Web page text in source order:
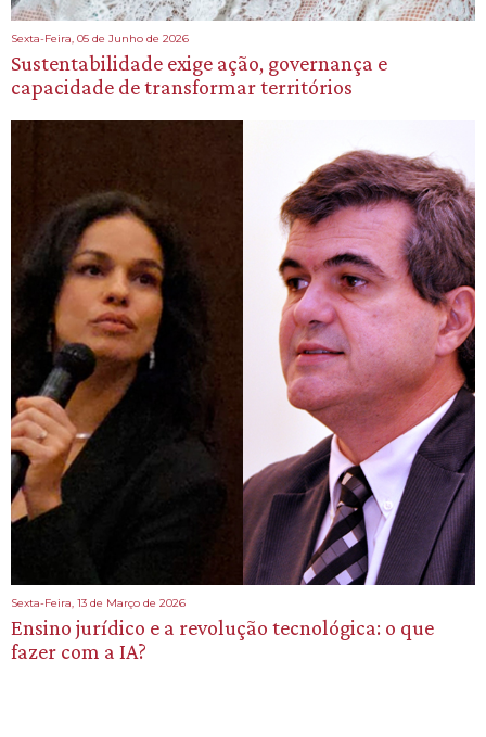
Sexta-Feira, 05 de Junho de 2026
Sustentabilidade exige ação, governança e
capacidade de transformar territórios
Sexta-Feira, 13 de Março de 2026
Ensino jurídico e a revolução tecnológica: o que
fazer com a IA?